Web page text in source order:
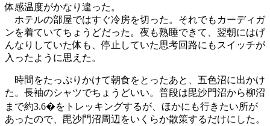
体感温度がかなり違った。
ホテルの部屋ではすぐ冷房を切った。それでもカーディガ
ンを着ていてちょうどだった。夜も熟睡できて、翌朝にはげ
んなりしていた体も、停止していた思考回路にもスイッチが
入ったように思えた。
時間をたっぷりかけて朝食をとったあと、五色沼に出かけ
た。長袖のシャツでちょうどいい。普段は毘沙門沼から柳沼
まで約3.6�をトレッキングするが、ほかにも行きたい所が
あったので、毘沙門沼周辺をいくらか散策するだけにした。